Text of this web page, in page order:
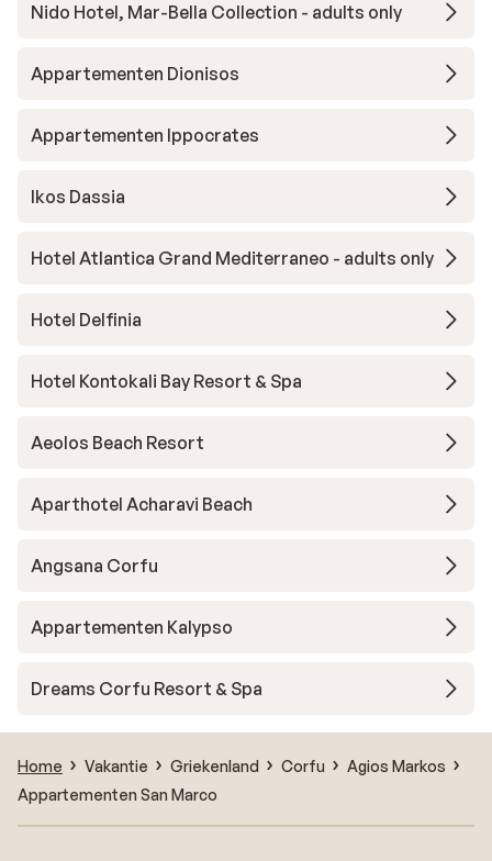
Nido Hotel, Mar-Bella Collection - adults only
Appartementen Dionisos
Appartementen Ippocrates
Ikos Dassia
Hotel Atlantica Grand Mediterraneo - adults only
Hotel Delfinia
Hotel Kontokali Bay Resort & Spa
Aeolos Beach Resort
Aparthotel Acharavi Beach
Angsana Corfu
Appartementen Kalypso
Dreams Corfu Resort & Spa
Home Vakantie Griekenland Corfu
Agios Markos
Appartementen San Marco